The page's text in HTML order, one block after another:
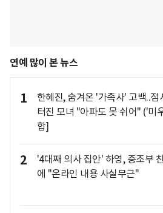
연예 많이 본 뉴스
1
한혜진, 숨겨온 '가족사' 고백..점
터진 모녀 "아파도 못 쉬어" ('미
합]
2
'4대째 의사 집안' 하영, 증조부
에 "온라인 내용 사실무근"